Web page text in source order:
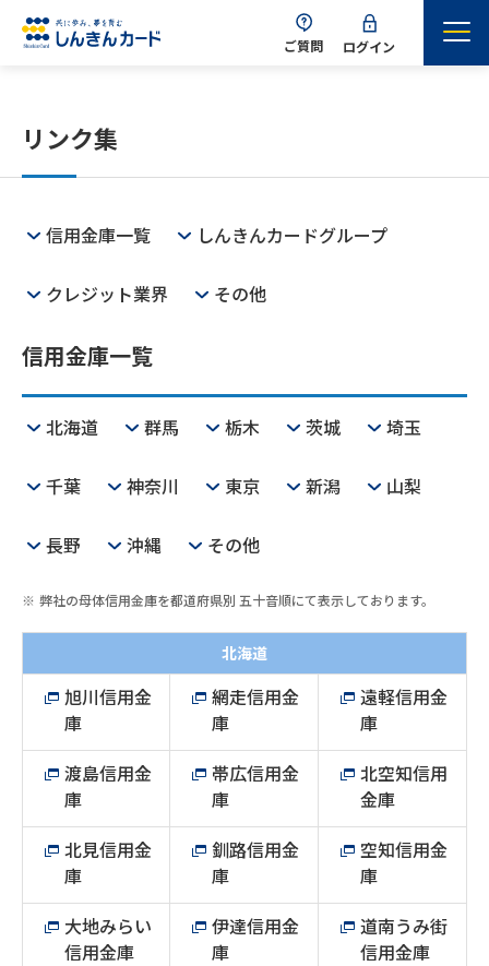
ご質問 ログイン
リンク集
信用金庫一覧 しんきんカードグループ
クレジット業界 その他
信用金庫一覧
北海道 群馬 栃木 茨城 埼玉
千葉 神奈川 東京 新潟 山梨
長野 沖縄 その他
弊社の母体信用金庫を都道府県別 五十音順にて表示しております。
北海道
旭川信用金
庫
網走信用金
庫
遠軽信用金
庫
渡島信用金
庫
帯広信用金
庫
北空知信用
金庫
北見信用金
庫
釧路信用金
庫
空知信用金
庫
大地みらい
信用金庫
伊達信用金
庫
道南うみ街
信用金庫